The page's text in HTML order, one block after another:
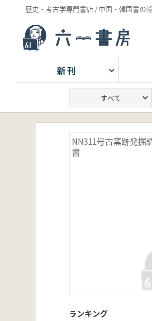
歴史・考古学専門書店 / 中国・韓国書の
新刊
NN311号古窯跡発掘
書
ランキング